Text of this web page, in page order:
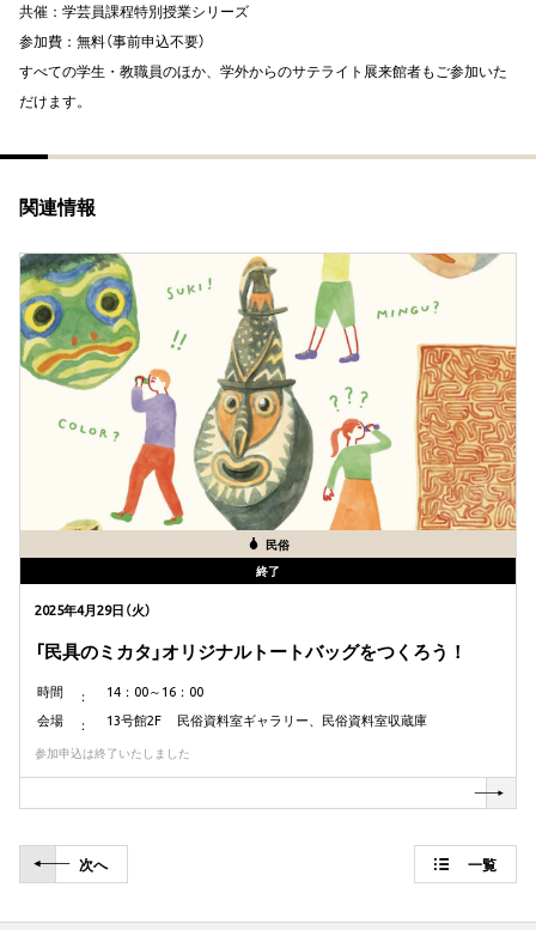
共催：学芸員課程特別授業シリーズ
参加費：無料（事前申込不要）
すべての学生・教職員のほか、学外からのサテライト展来館者もご参加いた
だけます。
関連情報
民俗
終了
2025年4月29日（火）
「民具のミカタ」オリジナルトートバッグをつくろう！
時間
14：00～16：00
会場
13号館2F 民俗資料室ギャラリー、民俗資料室収蔵庫
参加申込は終了いたしました
次へ 一覧